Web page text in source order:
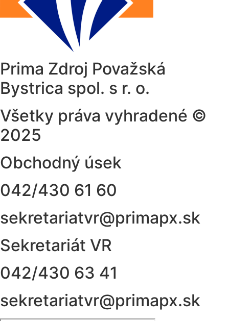
Prima Zdroj Považská
Bystrica spol. s r. o.
Všetky práva vyhradené ©
2025
Obchodný úsek
042/430 61 60
sekretariatvr@primapx.sk
Sekretariát VR
042/430 63 41
sekretariatvr@primapx.sk